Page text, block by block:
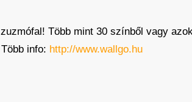
Több mint 30 színből vagy
info: http://www.wallgo.hu